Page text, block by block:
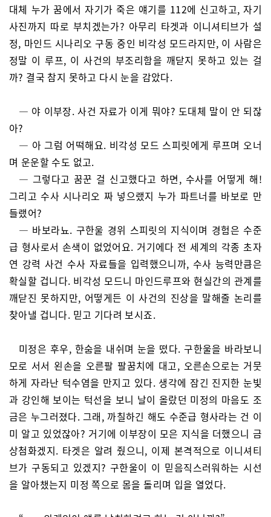
대체 누가 꿈에서 자기가 죽은 얘기를 112에 신고하고, 자기
사진까지 따로 부치겠는가? 아무리 타겟과 이니셔티브가 설
정, 마인드 시나리오 구동 중인 비각성 모드라지만, 이 사람은
정말 이 루프, 이 사건의 부조리함을 깨닫지 못하고 있는 걸
까? 결국 참지 못하고 다시 눈을 감았다.
— 야 이부장. 사건 자료가 이게 뭐야? 도대체 말이 안 되잖
아?
— 아 그럼 어떡해요. 비각성 모드 스피릿에게 루프며 오너
며 운운할 수도 없고.
— 그렇다고 꿈꾼 걸 신고했다고 하면, 수사를 어떻게 해!
그리고 수사 시나리오 짜 넣으랬지 누가 파트너를 바보로 만
들랬어?
— 바보라뇨. 구한울 경위 스피릿의 지식이며 경험은 수준
급 형사로서 손색이 없었어요. 거기에다 전 세계의 각종 초자
연 강력 사건 수사 자료들을 입력했으니까, 수사 능력만큼은
확실할 겁니다. 비각성 모드니 마인드루프와 현실간의 관계를
깨닫진 못하지만, 어떻게든 이 사건의 진상을 말해줄 논리를
찾아낼 겁니다. 믿고 기다려 보시죠.
미정은 후우, 한숨을 내쉬며 눈을 떴다. 구한울을 바라보니
모로 서서 왼손을 오른팔 팔꿈치에 대고, 오른손으로는 거뭇
하게 자라난 턱수염을 만지고 있다. 생각에 잠긴 진지한 눈빛
과 강인해 보이는 턱선을 보니 날이 올랐던 미정의 마음도 조
금은 누그러졌다. 그래, 까칠하긴 해도 수준급 형사라는 건 이
미 알고 있었잖아? 거기에 이부장이 모은 지식을 더했으니 금
상첨화겠지. 타겟은 알려 줬으니, 이제 본격적으로 이니셔티
브가 구동되고 있겠지? 구한울이 이 믿음직스러워하는 시선
을 알아챘는지 미정 쪽으로 몸을 돌리며 입을 열었다.